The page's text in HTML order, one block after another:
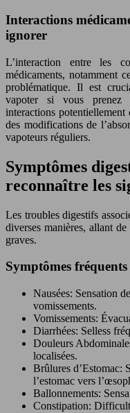
Interactions
ignorer
L’interaction entre les
médicaments, notamment
problématique. Il est
vapoter si vous prenez
interactions potentiellement
des modifications de
vapoteurs réguliers.
Symptômes
reconnaître les
Les troubles digestifs
diverses manières, allant
graves.
Symptômes fréquents
Nausées: Sensation
vomissements.
Vomissements:
Diarrhées: Selless
Douleurs
localisées.
Brûlures d’Estomac:
l’estomac vers
Ballonnements:
Constipation: